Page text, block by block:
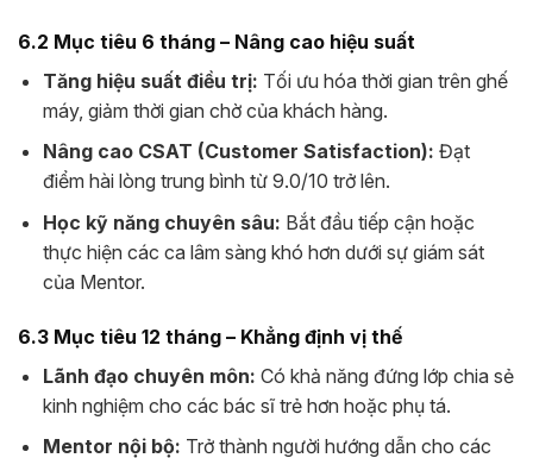
6.2 Mục tiêu 6 tháng – Nâng cao hiệu suất
Tăng hiệu suất điều trị: Tối ưu hóa thời gian trên ghế
máy, giảm thời gian chờ của khách hàng.
Nâng cao CSAT (Customer Satisfaction): Đạt
điểm hài lòng trung bình từ 9.0/10 trở lên.
Học kỹ năng chuyên sâu: Bắt đầu tiếp cận hoặc
thực hiện các ca lâm sàng khó hơn dưới sự giám sát
của Mentor.
6.3 Mục tiêu 12 tháng – Khẳng định vị thế
Lãnh đạo chuyên môn: Có khả năng đứng lớp chia sẻ
kinh nghiệm cho các bác sĩ trẻ hơn hoặc phụ tá.
Mentor nội bộ: Trở thành người hướng dẫn cho các